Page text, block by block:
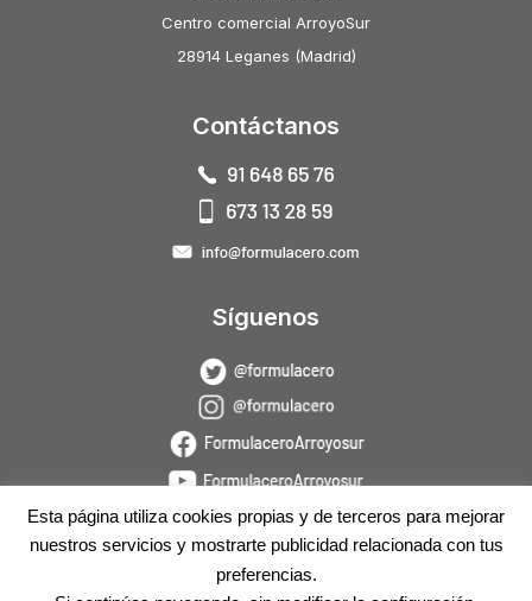
Centro comercial ArroyoSur
28914 Leganes (Madrid)
Contáctanos
Síguenos
Esta página utiliza cookies propias y de terceros para mejorar
nuestros servicios y mostrarte publicidad relacionada con tus
preferencias.